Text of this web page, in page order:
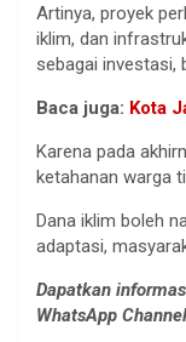
Artinya, proyek
iklim, dan
sebagai investasi,
Baca juga: Kota
Karena pada
ketahanan warga
Dana iklim boleh
adaptasi,
Dapatkan
WhatsApp Channel